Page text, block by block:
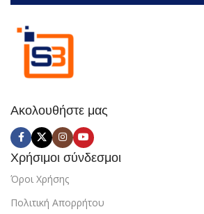
Ακολουθήστε μας
Χρήσιμοι σύνδεσμοι
Όροι Χρήσης
Πολιτική Απορρήτου